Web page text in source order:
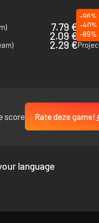
je winkel en
7.79 €
-96%
2.09 €
-40%
City
2.29 €
-89%
score Rate deze game!
language